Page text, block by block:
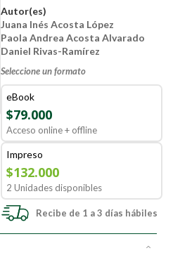
Autor(es)
Juana Inés Acosta López
Paola Andrea Acosta Alvarado
Daniel Rivas-Ramírez
Seleccione un formato
eBook
$79.000
Acceso online + offline
Impreso
$132.000
2 Unidades disponibles
Recibe de 1 a 3 días hábiles